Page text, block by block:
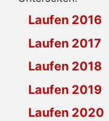
Laufen 2016
Laufen 2017
Laufen 2018
Laufen 2019
Laufen 2020